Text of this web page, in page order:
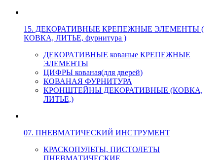
15. ДЕКОРАТИВНЫЕ КРЕПЕЖНЫЕ ЭЛЕМЕНТЫ (
КОВКА, ЛИТЬЕ, фурнитура )
ДЕКОРАТИВНЫЕ кованые КРЕПЕЖНЫЕ
ЭЛЕМЕНТЫ
ЦИФРЫ кованая(для дверей)
КОВАНАЯ ФУРНИТУРА
КРОНШТЕЙНЫ ДЕКОРАТИВНЫЕ (КОВКА,
ЛИТЬЕ,)
07. ПНЕВМАТИЧЕСКИЙ ИНСТРУМЕНТ
КРАСКОПУЛЬТЫ, ПИСТОЛЕТЫ
ПНЕВМАТИЧЕСКИЕ